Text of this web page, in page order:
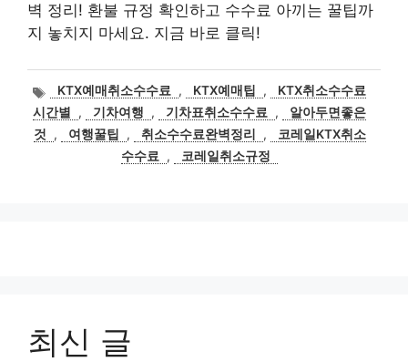
벽 정리! 환불 규정 확인하고 수수료 아끼는 꿀팁까
지 놓치지 마세요. 지금 바로 클릭!
태
그
KTX예매취소수수료 , KTX예매팁 ,
KTX취소수수료
시간별
, 기차여행 , 기차표취소수수료 ,
알아두면좋은
것
, 여행꿀팁 , 취소수수료완벽정리 ,
코레일KTX취소
수수료
, 코레일취소규정
최신 글